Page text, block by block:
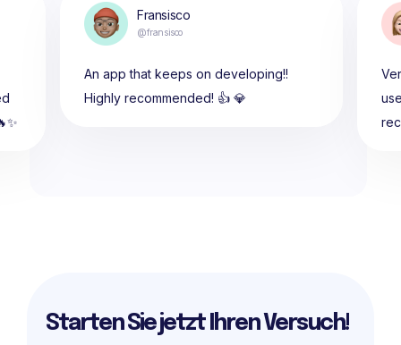
Fransisco
@fransisco
An app that keeps on developing!!
Highly recommended! 👍 💎
Starten Sie jetzt Ihren Versuch!